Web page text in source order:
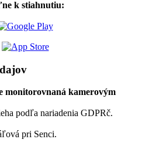
k stiahnutiu:
monitorovnaná kamerovým
podľa nariadenia GDPRč.
pri Senci.